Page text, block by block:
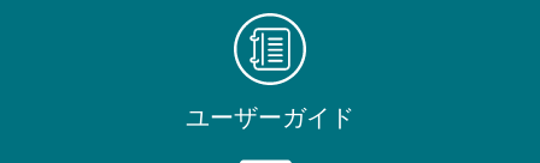
ユーザーガイド